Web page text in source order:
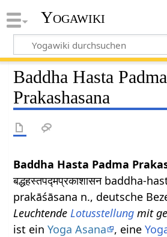
Yogawiki
Baddha Hasta Padma
Prakashasana
Baddha Hasta Padma
बद्धहस्तपद्मप्रकाशासन baddha-
prakāśāsana n., deutsche
LeuchtendeLotusstellung mit
ist einYoga Asana , eine